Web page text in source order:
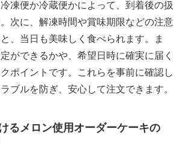
凍便か冷蔵便かによって、到着後の扱
次に、解凍時間や賞味期限などの注意
、当日も美味しく食べられます。ま
ができるかや、希望日時に確実に届く
ポイントです。これらを事前に確認し
ブルを防ぎ、安心して注文できます。
るメロン使用オーダーケーキの